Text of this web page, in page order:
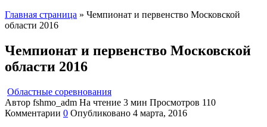
Главная страница » Чемпионат и первенство Московской
области 2016
Чемпионат и первенство Московской
области 2016
Областные соревнования
Автор fshmo_adm На чтение 3 мин Просмотров 110
Комментарии 0 Опубликовано 4 марта, 2016